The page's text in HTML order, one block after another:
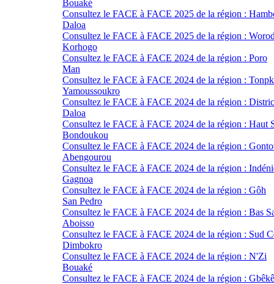
Bouaké
Consultez le FACE à FACE 2025 de la région :
Daloa
Consultez le FACE à FACE 2025 de la région :
Korhogo
Consultez le FACE à FACE 2024 de la région : Poro
Man
Consultez le FACE à FACE 2024 de la région :
Yamoussoukro
Consultez le FACE à FACE 2024 de la région :
Daloa
Consultez le FACE à FACE 2024 de la région : Haut
Bondoukou
Consultez le FACE à FACE 2024 de la région :
Abengourou
Consultez le FACE à FACE 2024 de la région :
Gagnoa
Consultez le FACE à FACE 2024 de la région : Gôh
San Pedro
Consultez le FACE à FACE 2024 de la région : Bas
Aboisso
Consultez le FACE à FACE 2024 de la région : Sud
Dimbokro
Consultez le FACE à FACE 2024 de la région : N'Zi
Bouaké
Consultez le FACE à FACE 2024 de la région : Gbêkê